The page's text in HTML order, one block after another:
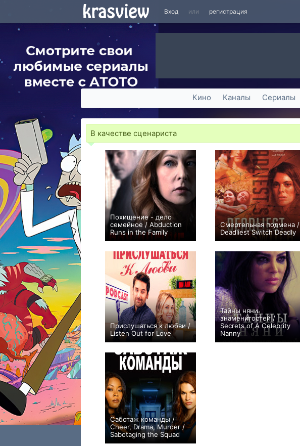
Вход или регистрация
Кино Каналы Сериалы
В качестве сценариста
Похищение - дело
семейное / Abduction
Runs in the Family
+1
Смертельная подмена /
Deadliest Switch Deadly
+2
Прислушаться к любви /
Listen Out for Love
0
Тайны няни
знаменитостей /
Secrets of A Celebrity
Nanny
0
Саботаж команды /
Cheer, Drama, Murder /
Sabotaging the Squad
−1